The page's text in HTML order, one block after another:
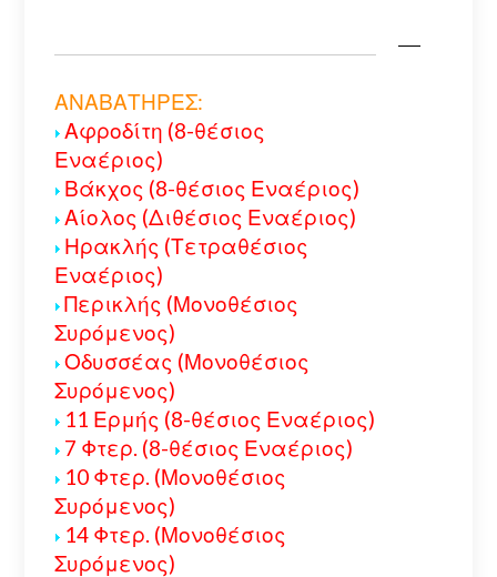
ΑΝΑΒΑΤΗΡΕΣ:
Αφροδίτη (8-θέσιος
Εναέριος)
Βάκχος (8-θέσιος Εναέριος)
Αίολος (Διθέσιος Εναέριος)
Ηρακλής (Τετραθέσιος
Εναέριος)
Περικλής (Μονοθέσιος
Συρόμενος)
Οδυσσέας (Μονοθέσιος
Συρόμενος)
11 Ερμής (8-θέσιος Εναέριος)
7 Φτερ. (8-θέσιος Εναέριος)
10 Φτερ. (Μονοθέσιος
Συρόμενος)
14 Φτερ. (Μονοθέσιος
Συρόμενος)